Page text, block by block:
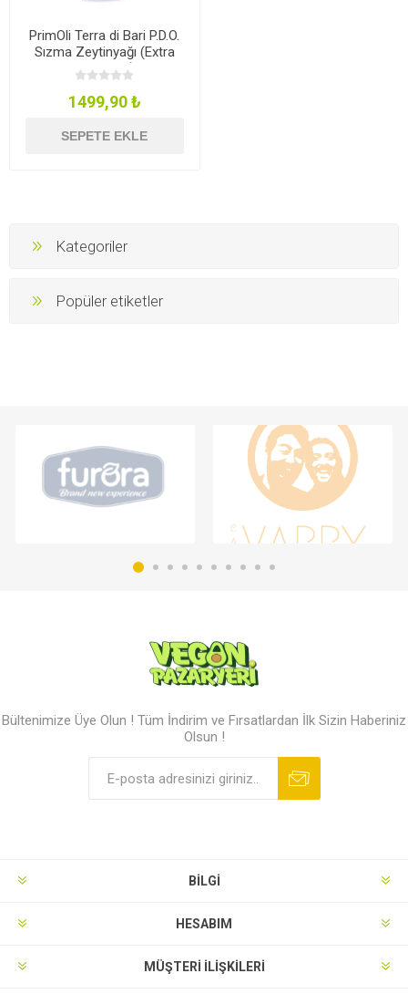
PrimOli Terra di Bari P.D.O.
Sızma Zeytinyağı (Extra
Virgin Olive Oil) 0.5L
1499,90 ₺
SEPETE EKLE
Kategoriler
Popüler etiketler
Bültenimize Üye Olun ! Tüm İndirim ve Fırsatlardan İlk Sizin Haberiniz
Olsun !
BILGI
HESABIM
MÜŞTERI İLIŞKILERI